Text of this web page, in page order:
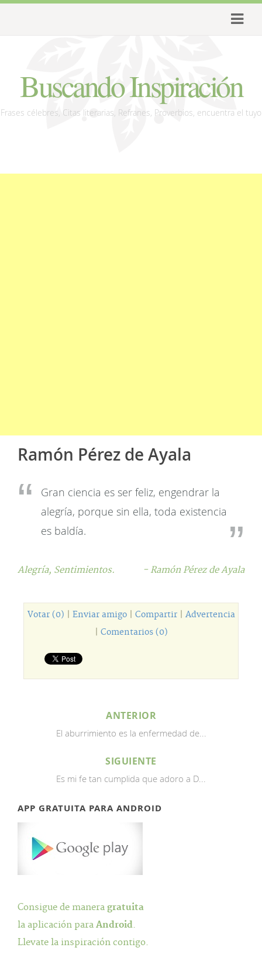
Buscando Inspiración
Frases célebres, Citas literarias, Refranes, Proverbios, encuentra el tuyo
Ramón Pérez de Ayala
Gran ciencia es ser feliz, engendrar la
alegría, porque sin ella, toda existencia
es baldía.
Alegría, Sentimientos. - Ramón Pérez de Ayala
Votar (0) Enviar amigo| Compartir| Advertencia
Comentarios (0)
ANTERIOR
El aburrimiento es la enfermedad de...
SIGUIENTE
Es mi fe tan cumplida que adoro a D...
APP GRATUITA PARA ANDROID
Consigue de manera gratuita
la aplicación para Android.
Llevate la inspiración contigo.